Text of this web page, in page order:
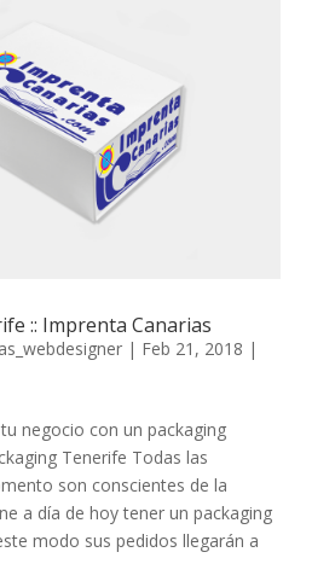
:: Imprenta Canarias
| Feb 21, 2018 |
negocio con un packaging
Tenerife Todas las
son conscientes de la
a día de hoy tener un packaging
modo sus pedidos llegarán a